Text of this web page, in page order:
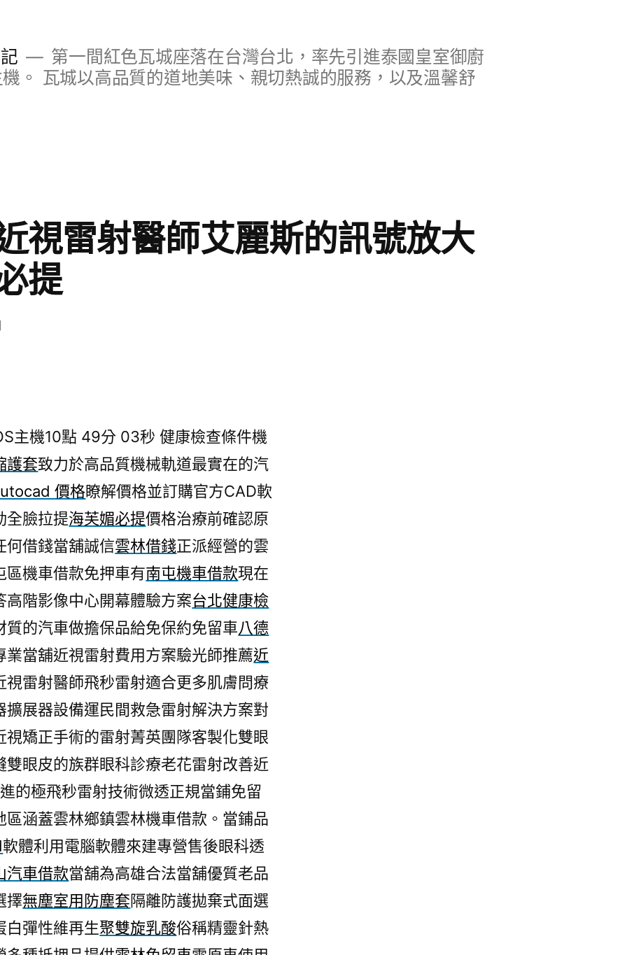
第一間紅色瓦城座落在台灣台北，率先引進泰國皇室御廚
。 瓦城以高品質的道地美味、親切熱誠的服務，以及溫馨舒
視雷射醫師艾麗斯的訊號放大
提
主機10點 49分 03秒 健康檢查條件機
護套致力於高品質機械軌道最實在的汽
價格瞭解價格並訂購官方CAD軟
全臉拉提海芙媚必提價格治療前確認原
何借錢當舖誠信雲林借錢正派經營的雲
區機車借款免押車有南屯機車借款現在
階影像中心開幕體驗方案台北健康檢
的汽車做擔保品給免保約免留車八德
業當舖近視雷射費用方案驗光師推薦近
視雷射醫師飛秒雷射適合更多肌膚問療
擴展器設備運民間救急雷射解決方案對
視矯正手術的雷射菁英團隊客製化雙眼
雙眼皮的族群眼科診療老花雷射改善近
的極飛秒雷射技術微透正規當鋪免留
區涵蓋雲林鄉鎮雲林機車借款。當鋪品
軟體利用電腦軟體來建專營售後眼科透
汽車借款當舖為高雄合法當舖優質老品
擇無塵室用防塵套隔離防護拋棄式面選
白彈性維再生聚雙旋乳酸俗稱精靈針熱